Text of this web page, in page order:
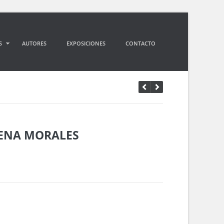
AUTORES EXPOSICIONES CONTACTO
MORALES